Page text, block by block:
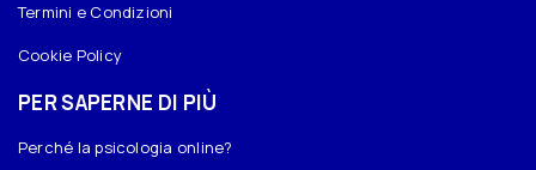
Termini e Condizioni
Cookie Policy
PER SAPERNE DI PIÙ
Perché la psicologia online?